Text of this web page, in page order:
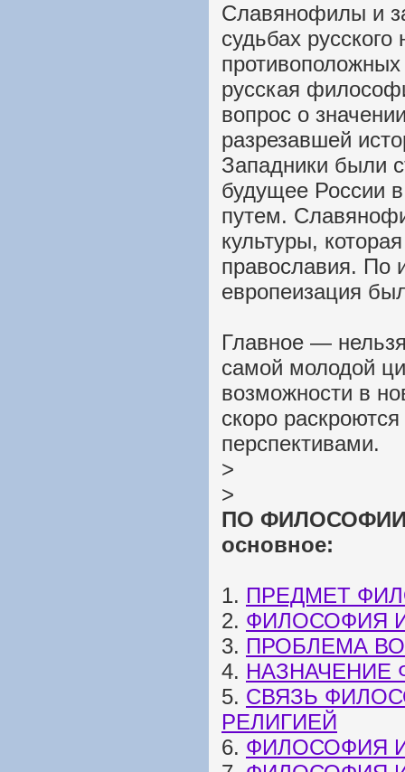
Славянофилы и
судьбах
русская
вопрос о
разрезавшей
Западники были
будущее России
путем.
культуры,
православия.
европеизация
Главное —
самой молодой
возможности в
скоро
перспективами.
>
>
ПО ФИЛОСОФИИ:
основное:
1. ПРЕДМЕТ
2. ФИЛОСОФИЯ
3. ПРОБЛЕМА
4. НАЗНАЧЕНИЕ
5. СВЯЗЬ
РЕЛИГИЕЙ
6. ФИЛОСОФИЯ